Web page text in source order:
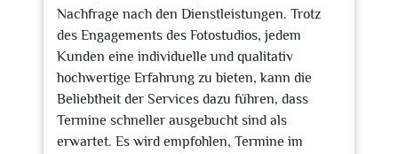
Nachfrage nach den Dienstleistungen. Trotz
des Engagements des Fotostudios, jedem
Kunden eine individuelle und qualitativ
hochwertige Erfahrung zu bieten, kann die
Beliebtheit der Services dazu führen, dass
Termine schneller ausgebucht sind als
erwartet. Es wird empfohlen, Termine im